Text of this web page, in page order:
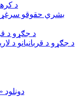
د
بشري حقوقو
د جګړو د
د جګړو د قربانیانو د
دونلود